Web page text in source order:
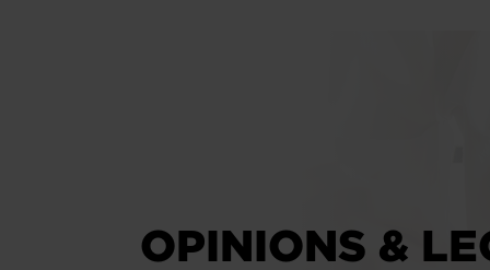
OPINIONS &